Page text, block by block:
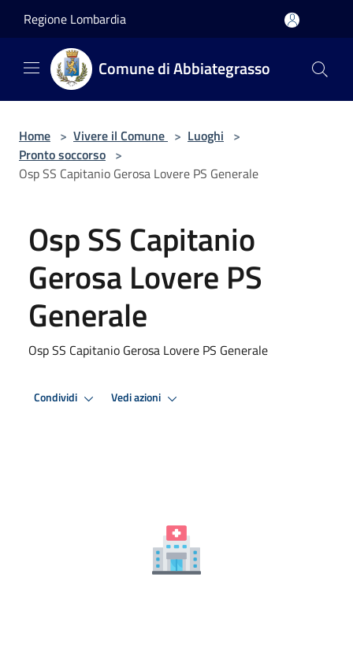
Regione Lombardia
Comune di Abbiategrasso
Home > Vivere il Comune > Luoghi >
Pronto soccorso >
Osp SS Capitanio Gerosa Lovere PS Generale
Osp SS Capitanio
Gerosa Lovere PS
Generale
Osp SS Capitanio Gerosa Lovere PS Generale
Condividi Vedi azioni